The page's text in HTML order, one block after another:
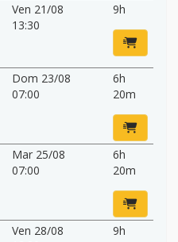
Ven 21/08
13:30
9h
Dom 23/08
07:00
6h
20m
Mar 25/08
07:00
6h
20m
Ven 28/08
9h